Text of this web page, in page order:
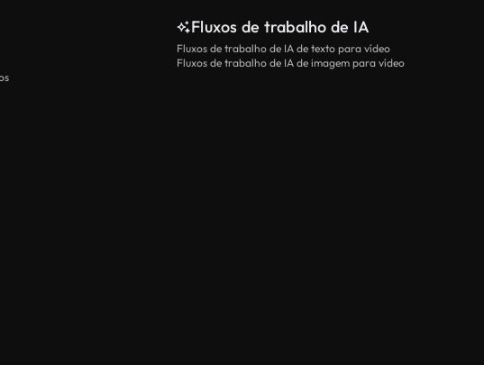
Fluxos de trabalho de IA
Fluxos de trabalho de IA de texto para vídeo
Fluxos de trabalho de IA de imagem para vídeo